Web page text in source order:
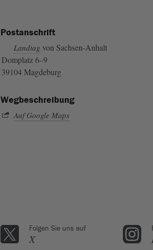
Postanschrift
Landtag von Sachsen-Anhalt
Domplatz 6–9
39104 Magdeburg
Wegbeschreibung
Auf Google Maps
Folgen Sie uns auf
X